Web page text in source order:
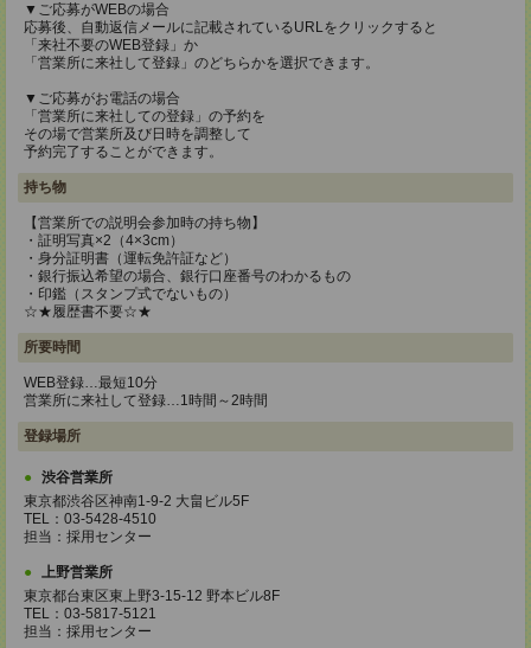
▼ご応募がWEBの場合
応募後、自動返信メールに記載されているURLをクリックすると
「来社不要のWEB登録」か
「営業所に来社して登録」のどちらかを選択できます。
▼ご応募がお電話の場合
「営業所に来社しての登録」の予約を
その場で営業所及び日時を調整して
予約完了することができます。
持ち物
【営業所での説明会参加時の持ち物】
・証明写真×2（4×3cm）
・身分証明書（運転免許証など）
・銀行振込希望の場合、銀行口座番号のわかるもの
・印鑑（スタンプ式でないもの）
☆★履歴書不要☆★
所要時間
WEB登録…最短10分
営業所に来社して登録…1時間～2時間
登録場所
渋谷営業所
東京都渋谷区神南1-9-2 大畠ビル5F
TEL：03-5428-4510
担当：採用センター
上野営業所
東京都台東区東上野3-15-12 野本ビル8F
TEL：03-5817-5121
担当：採用センター